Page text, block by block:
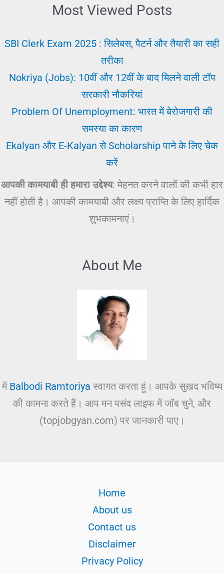
Most Viewed Posts
SBI Clerk Exam 2025 : सिलेबस, पैटर्न और तैयारी का सही
तरीका
Nokriya (Jobs): 10वीं और 12वीं के बाद मिलने वाली टॉप
सरकारी नौकरियां
Problem Of Unemployment: भारत में बेरोजगारी की
समस्या का कारण
Ekalyan और E-Kalyan से Scholarship पाने के लिए चेक
करें
आपकी कामयाबी ही हमारा उद्देश्य: मेहनत करने वालों की कभी हार
नहीं होती है। आपकी कामयाबी और लक्ष्य प्राप्ति के लिए हार्दिक
शुभकामनाएं।
About Me
में Balbodi Ramtoriya स्वागत करता हूं। आपके सुखद भविष्य
की कामना करते हैं। आप मन पसंद लाइफ में जॉब चुने, और
(topjobgyan.com) पर जानकारी पाए।
Home
About us
Contact us
Disclaimer
Privacy Policy